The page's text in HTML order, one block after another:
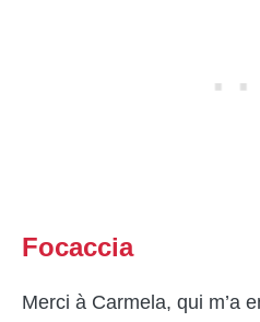
Focaccia
Merci à Carmela, qui m’a